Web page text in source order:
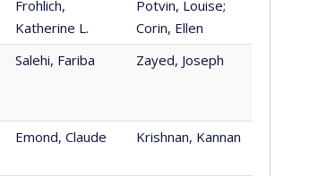
Frohlich,
Katherine L.
Potvin, Louise;
Corin, Ellen
Salehi, Fariba Zayed, Joseph
Emond, Claude Krishnan, Kannan